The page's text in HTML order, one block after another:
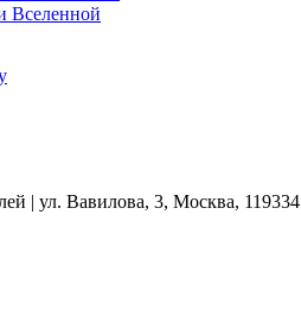
Вселенной
| ул. Вавилова, 3, Москва, 119334